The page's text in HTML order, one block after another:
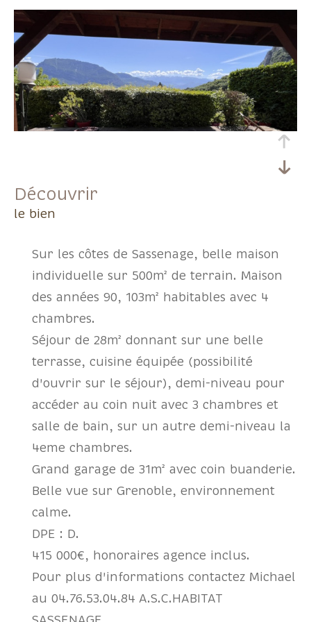
découvrir
le bien
Sur les côtes de Sassenage, belle maison
individuelle sur 500m² de terrain. Maison
des années 90, 103m² habitables avec 4
chambres.
Séjour de 28m² donnant sur une belle
terrasse, cuisine équipée (possibilité
d'ouvrir sur le séjour), demi-niveau pour
accéder au coin nuit avec 3 chambres et
salle de bain, sur un autre demi-niveau la
4eme chambres.
Grand garage de 31m² avec coin buanderie.
Belle vue sur Grenoble, environnement
calme.
DPE : D.
415 000€, honoraires agence inclus.
Pour plus d'informations contactez Michael
au 04.76.53.04.84 A.S.C.HABITAT